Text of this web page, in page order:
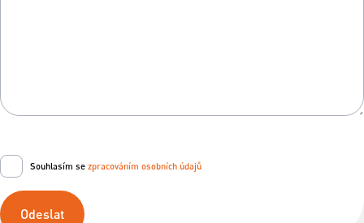
Souhlasím se zpracováním osobních údajů
Odeslat